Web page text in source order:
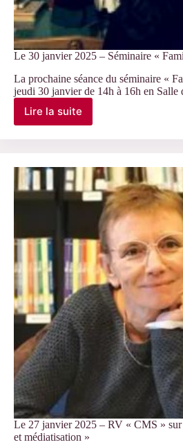
Le 30 janvier 2025 – Séminaire «
La prochaine séance du séminaire «
jeudi 30 janvier de 14h à 16h en Salle
Lire la suite
Le
–
Séminaire
« Familles »
Le 27 janvier 2025 – RV « CMS » sur
et médiatisation »